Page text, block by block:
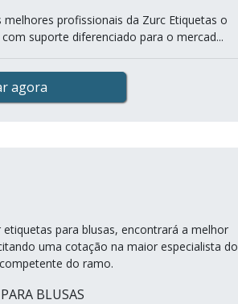
profissionais da Zurc Etiquetas o
suporte diferenciado para o mercad...
agora
para blusas, encontrará a melhor
uma cotação na maior especialista do
do ramo.
BLUSAS